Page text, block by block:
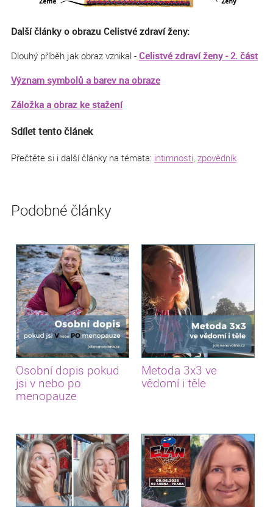
Další články o obrazu Celistvé zdraví ženy:
Dlouhý příběh jak obraz vznikal - Celistvé zdraví ženy - 2. část
Význam symbolů a barev na obraze
Záložka a obraz ke stažení
Sdílet tento článek
Přečtěte si i další články na témata: intimnosti, zpovědník
Podobné články
Osobní dopis pokud
jsi v nebo po
menopauze
Metoda 3x3 ve
vědomí i těle